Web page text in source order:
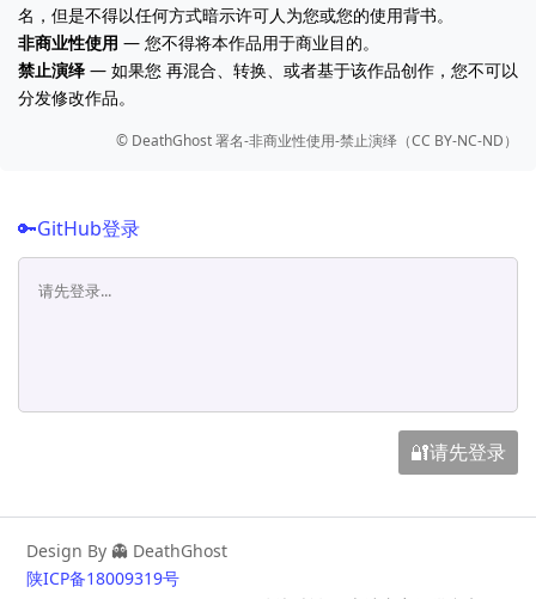
名，但是不得以任何方式暗示许可人为您或您的使用背书。
非商业性使用 — 您不得将本作品用于商业目的。
禁止演绎 — 如果您 再混合、转换、或者基于该作品创作，您不可以
分发修改作品。
©️ DeathGhost 署名-非商业性使用-禁止演绎（CC BY-NC-ND）
🔑GitHub登录
🔐请先登录
Design By 👻 DeathGhost
陕ICP备18009319号